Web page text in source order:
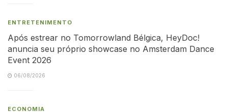
ENTRETENIMENTO
Após estrear no Tomorrowland Bélgica, HeyDoc!
anuncia seu próprio showcase no Amsterdam Dance
Event 2026
06/08/2026
ECONOMIA